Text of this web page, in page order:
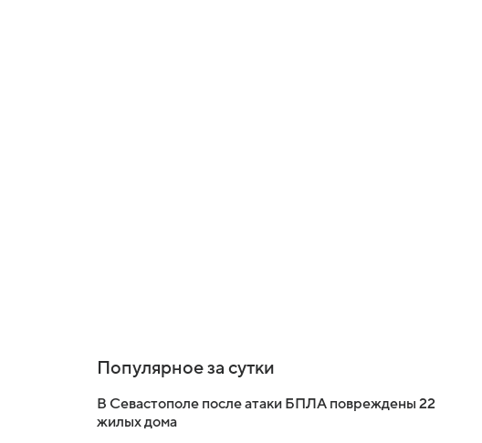
Популярное за сутки
В Севастополе после атаки БПЛА повреждены 22
жилых дома